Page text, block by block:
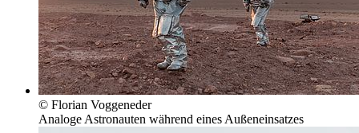
© Florian Voggeneder
Analoge Astronauten während eines Außeneinsatzes